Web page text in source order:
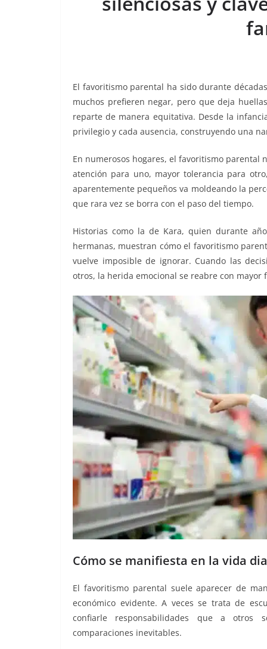
o p g m tir
El favoritismo parental ha sido durante
muchos prefieren negar, pero que deja
reparte de manera equitativa. Desde la
privilegio y cada ausencia, construyendo una
En numerosos hogares, el favoritismo parental
atención para uno, mayor tolerancia para
aparentemente pequeños va moldeando la
que rara vez se borra con el paso del tiempo.
Historias como la de Kara, quien durante
hermanas, muestran cómo el favoritismo
vuelve imposible de ignorar. Cuando las
otros, la herida emocional se reabre con mayor
Cómo se manifiesta en la vida
El favoritismo parental suele aparecer de
económico evidente. A veces se trata de
confiarle responsabilidades que a otros
comparaciones inevitables.